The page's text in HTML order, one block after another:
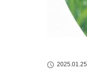
2025.01.25